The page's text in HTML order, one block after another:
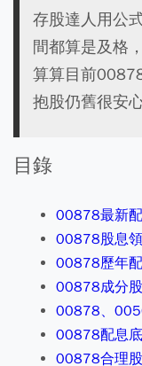
存股達人用公
間都算是及格
算算目前
抱股仍舊很安心
目錄
00878最新
00878股息
00878歷年
00878成分
00878、
00878配息
00878合理